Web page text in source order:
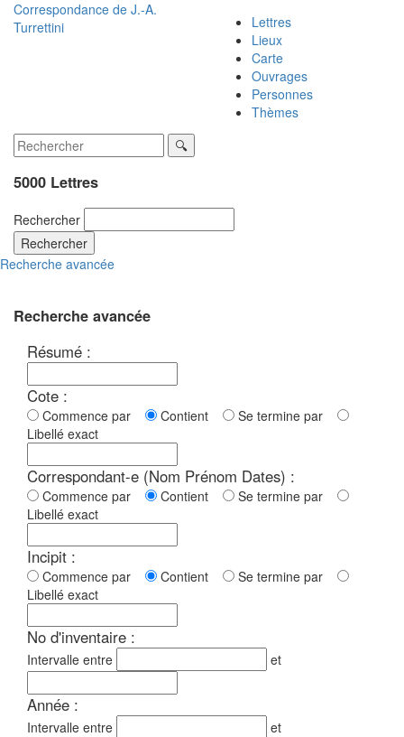
Correspondance de J.-A.
Turrettini
Lettres
Lieux
Carte
Ouvrages
Personnes
Thèmes
5000 Lettres
Rechercher
Rechercher
Recherche avancée
Recherche avancée
Résumé :
Cote :
Commence par Contient
Se termine par
Libellé exact
Correspondant-e (Nom Prénom Dates) :
Commence par Contient
Se termine par
Libellé exact
Incipit :
Commence par Contient
Se termine par
Libellé exact
No d'inventaire :
Intervalle entre et
Année :
Intervalle entre et